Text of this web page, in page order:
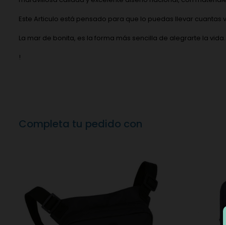
Este Articulo está pensado para que lo puedas llevar cuantas
La mar de bonita, es la forma más sencilla de alegrarte la
!
Completa tu pedido con